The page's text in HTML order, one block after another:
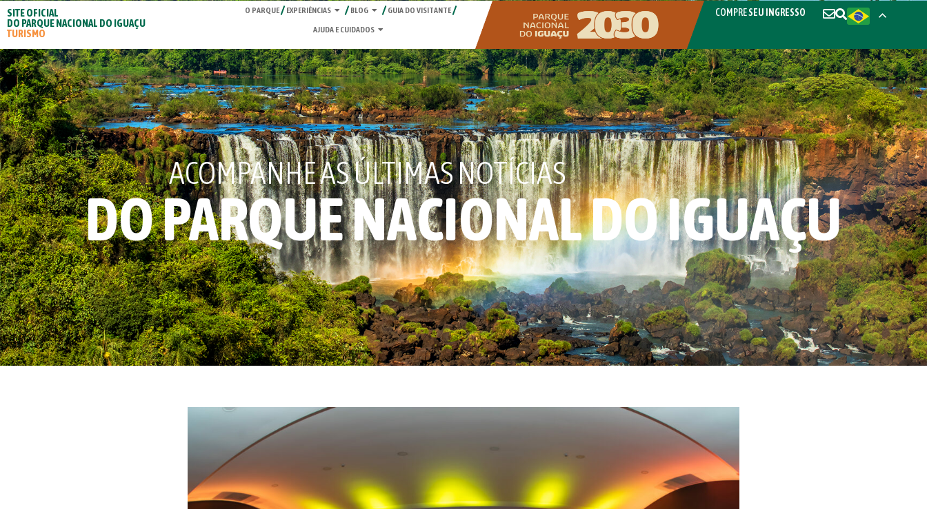
SITE OFICIAL
DO PARQUE NACIONAL DO IGUAÇU
TURISMO
O PARQUE EXPERIÊNCIAS BLOG
GUIA DO VISITANTE
AJUDA E CUIDADOS
COMPRESEU INGRESSO
ACOMPANHE AS ÚLTIMAS NOTÍCIAS
DO PARQUE NACIONAL DO IGUAÇU